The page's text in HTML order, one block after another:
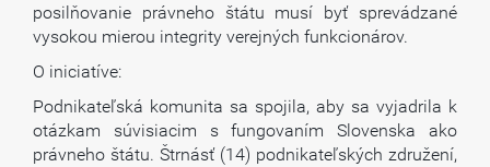
posilňovanie právneho štátu musí byť sprevádzané
vysokou mierou integrity verejných funkcionárov.
O iniciatíve:
Podnikateľská komunita sa spojila, aby sa vyjadrila k
otázkam súvisiacim s fungovaním Slovenska ako
právneho štátu. Štrnásť (14) podnikateľských združení,